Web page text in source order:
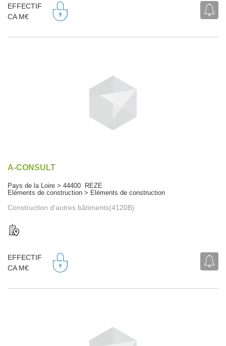
EFFECTIF
CA M€
A-CONSULT
Pays de la Loire > 44400 REZE
Eléments de construction > Eléments de construction
Construction d'autres bâtiments(4120B)
EFFECTIF
CA M€